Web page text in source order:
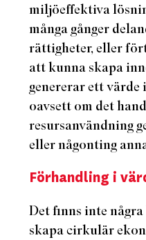
miljöeffektiva
många gånger
rättigheter, eller
att kunna skapa
genererar ett värde
oavsett om det
resursanvändning
eller någonting
Förhandling i
Det finns inte
skapa cirkulär